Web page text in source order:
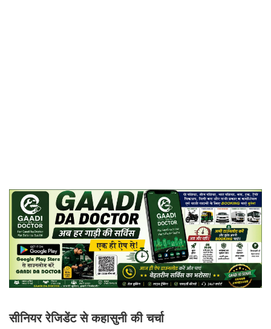
सीनियर रेजिडेंट से कहासुनी की चर्चा